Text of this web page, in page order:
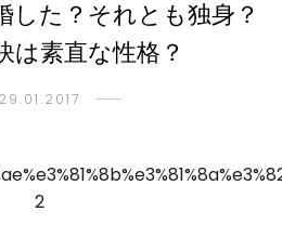
した？それとも独身？
は素直な性格？
29.01.2017